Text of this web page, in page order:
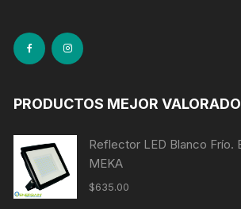
PRODUCTOS MEJOR
Reflector LED Blanco Frío.
MEKA
$635.00